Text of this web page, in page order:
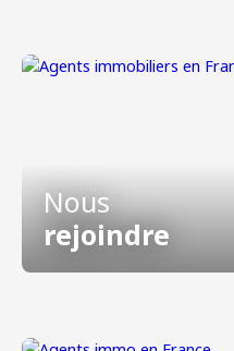
Nous
rejoindre